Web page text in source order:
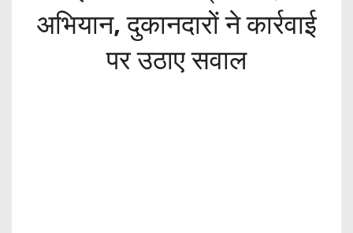
अभियान, दुकानदारों ने कार्रवाई
पर उठाए सवाल